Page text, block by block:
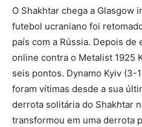
O Shakhtar chega a Glasgow
futebol ucraniano foi
país com a Rússia. Depois
online contra o Metalist 1925
seis pontos. Dynamo Kyiv (3-
foram vítimas desde a sua
derrota solitária do Shakhtar
transformou em uma derrota